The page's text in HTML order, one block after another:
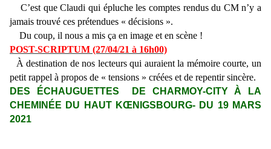
C’est que Claudi qui épluche les comptes rendus du CM n’y a
jamais trouvé ces prétendues « décisions ».
Du coup, il nous a mis ça en image et en scène !
POST-SCRIPTUM (27/04/21 à 16h00)
À destination de nos lecteurs qui auraient la mémoire courte, un
petit rappel à propos de « tensions » créées et de repentir sincère.
DES ÉCHAUGUETTES DE CHARMOY-CITY À LA
CHEMINÉE DU HAUT KŒNIGSBOURG- DU 19 MARS
2021